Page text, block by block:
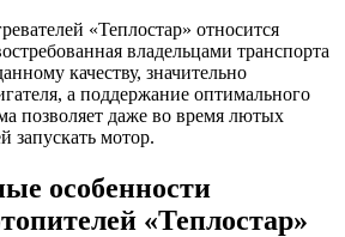
«Теплостар» относится
владельцами транспорта
качеству, значительно
а поддержание оптимального
позволяет даже во время лютых
запускать мотор.
особенности
«Теплостар»